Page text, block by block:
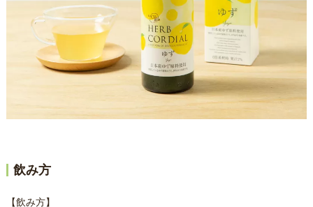
飲み方
【飲み方】